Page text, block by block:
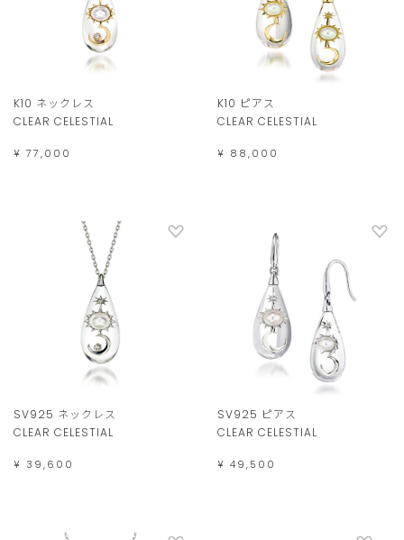
K10 ネックレス
CLEAR CELESTIAL
¥ 77,000
K10 ピアス
CLEAR CELESTIAL
¥ 88,000
SV925 ネックレス
CLEAR CELESTIAL
¥ 39,600
SV925 ピアス
CLEAR CELESTIAL
¥ 49,500